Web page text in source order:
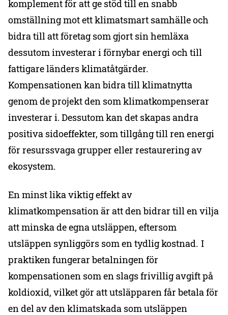
komplement för att ge stöd till en snabb
omställning mot ett klimatsmart samhälle och
bidra till att företag som gjort sin hemläxa
dessutom investerar i förnybar energi och till
fattigare länders klimatåtgärder.
Kompensationen kan bidra till klimatnytta
genom de projekt den som klimatkompenserar
investerar i. Dessutom kan det skapas andra
positiva sidoeffekter, som tillgång till ren energi
för resurssvaga grupper eller restaurering av
ekosystem.
En minst lika viktig effekt av
klimatkompensation är att den bidrar till en vilja
att minska de egna utsläppen, eftersom
utsläppen synliggörs som en tydlig kostnad. I
praktiken fungerar betalningen för
kompensationen som en slags frivillig avgift på
koldioxid, vilket gör att utsläpparen får betala för
en del av den klimatskada som utsläppen